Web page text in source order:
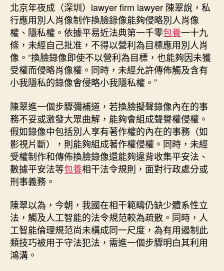
北京年夜成（深圳）lawyer firm lawyer 陳翠說，私
行應用別人肖像制作換臉錄像能夠侵略別人肖像
權、隱私權。依據平易近法典第一千零包養一十九
條，未經自己批准，不得以營利為目標應用別人肖
像。“換臉錄像即使不以營利為目標，也能夠因未獲
受權而侵略肖像權。同時，未經允許傳佈觸及含有
小我隱私的錄像會侵略小我隱私權。”
陳翠進一個步驟彌補道，若換臉擬聲錄像內在的事
務不妥或激發大眾曲解，能夠會組成聲譽權侵權。
假如錄像中包括別人享有著作權的內在的事務（如
影視片斷），則能夠組成著作權侵權。同時，未經
受權制作和傳佈換臉錄像還能夠違背收集平安法、
數據平安法等包養相干法令規則，面對行政處分或
刑事義務。
陳翠以為，今朝，我國在相干範疇仍缺少體系性立
法，觸及人工智能的法令規范較為疏散。同時，人
工智能倫理規范尚未構成同一尺度，為有用遏制此
類技巧被用于守法犯法，需進一個步驟明白其利用
鴻溝。